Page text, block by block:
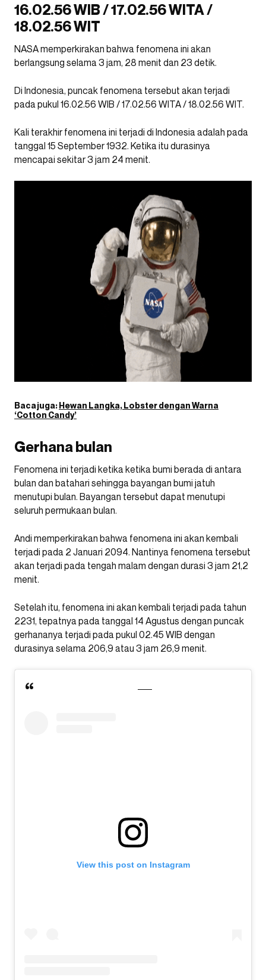
16.02.56 WIB / 17.02.56 WITA /
18.02.56 WIT
NASA memperkirakan bahwa fenomena ini akan
berlangsung selama 3 jam, 28 menit dan 23 detik.
Di Indonesia, puncak fenomena tersebut akan terjadi
pada pukul 16.02.56 WIB / 17.02.56 WITA / 18.02.56 WIT.
Kali terakhir fenomena ini terjadi di Indonesia adalah pada
tanggal 15 September 1932. Ketika itu durasinya
mencapai sekitar 3 jam 24 menit.
Baca juga:Hewan Langka, Lobster dengan Warna
‘Cotton Candy’
Gerhana bulan
Fenomena ini terjadi ketika ketika bumi berada di antara
bulan dan batahari sehingga bayangan bumi jatuh
menutupi bulan. Bayangan tersebut dapat menutupi
seluruh permukaan bulan.
Andi memperkirakan bahwa fenomena ini akan kembali
terjadi pada 2 Januari 2094. Nantinya fenomena tersebut
akan terjadi pada tengah malam dengan durasi 3 jam 21,2
menit.
Setelah itu, fenomena ini akan kembali terjadi pada tahun
2231, tepatnya pada tanggal 14 Agustus dengan puncak
gerhananya terjadi pada pukul 02.45 WIB dengan
durasinya selama 206,9 atau 3 jam 26,9 menit.
View this post on Instagram